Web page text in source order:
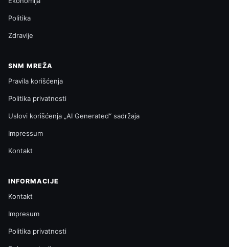
Politika
Zdravlje
SNM MREŽA
Pravila korišćenja
Politika privatnosti
Uslovi korišćenja „AI Generated“ sadržaja
Impressum
Kontakt
INFORMACIJE
Kontakt
Impresum
Politika privatnosti